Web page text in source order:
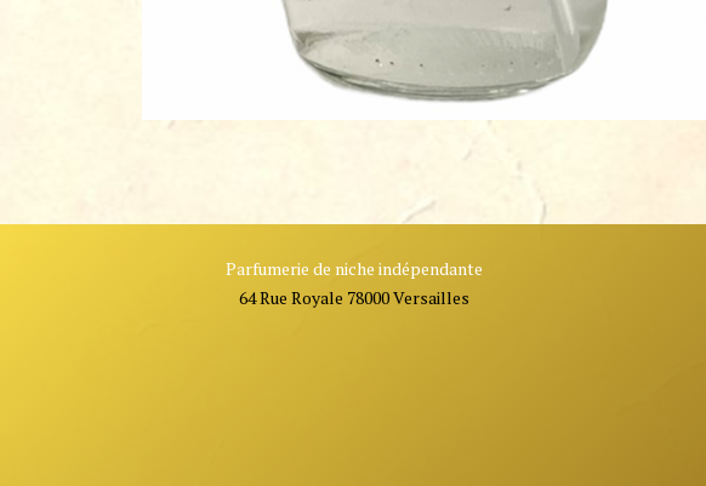
Parfumerie de niche indépendante
64 Rue Royale 78000 Versailles